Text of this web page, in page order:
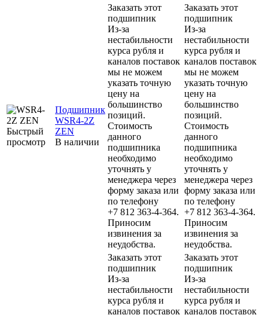
Быстрый
просмотр
Подшипник
WSR4-2Z
ZEN
В наличии
Заказать этот
подшипник
Из-за
нестабильности
курса рубля и
каналов поставок
мы не можем
указать точную
цену на
большинство
позиций.
Стоимость
данного
подшипника
необходимо
уточнять у
менеджера через
форму заказа или
по телефону
+7 812 363-4-364.
Приносим
извинения за
неудобства.
Заказать этот
подшипник
Из-за
нестабильности
курса рубля и
каналов поставок
мы не можем
указать точную
цену на
большинство
позиций.
Стоимость
данного
подшипника
необходимо
уточнять у
менеджера через
форму заказа или
по телефону
+7 812 363-4-364.
Приносим
извинения за
неудобства.
Заказать этот
подшипник
Из-за
нестабильности
курса рубля и
каналов поставок
Заказать этот
подшипник
Из-за
нестабильности
курса рубля и
каналов поставок